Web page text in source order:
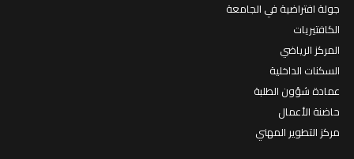
جولة افتراضية في الجامعة
الكافتيريات
المركز الرياضي
السكنات الداخلية
عمادة شؤون الطلبة
حاضنة الأعمال
مركز التطوير المهني